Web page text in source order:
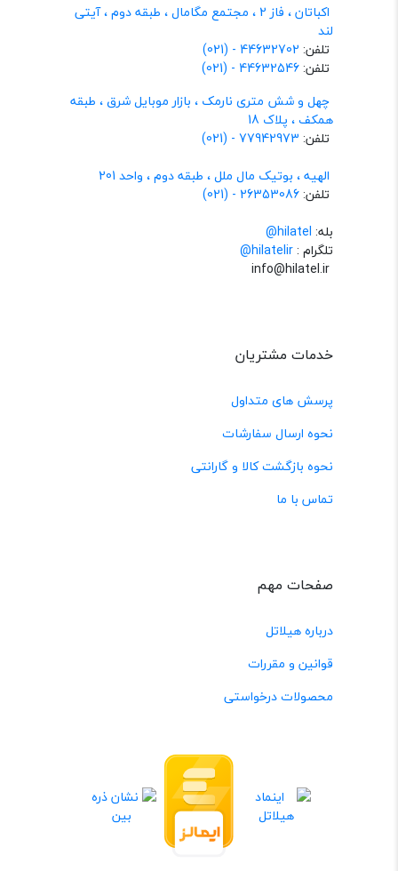
اکباتان ، فاز 2 ، مجتمع مگامال ، طبقه دوم ، آیتی
لند
تلفن: 44632702 - (021)
تلفن:44632546 - (021)
چهل و شش متری نارمک ، بازار موبایل شرق ، طبقه
همکف ، پلاک 18
تلفن: 77942973 - (021)
الهیه ، بوتیک مال ملل ، طبقه دوم ، واحد 201
تلفن:26353086 - (021)
بله: hilatel@
تلگرام :@hilatelir
خدمات مشتریان
پرسش های متداول
نحوه ارسال سفارشات
نحوه بازگشت کالا و گارانتی
تماس با ما
صفحات مهم
درباره هیلاتل
قوانین و مقررات
محصولات درخواستی